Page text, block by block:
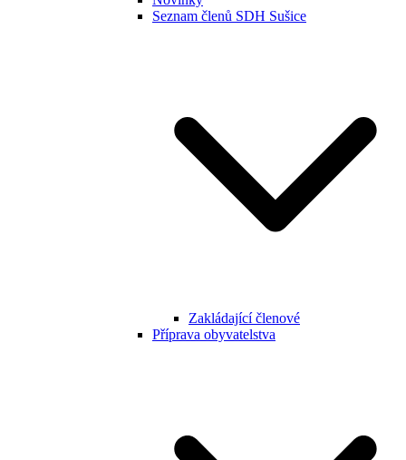
Seznam členů SDH Sušice
Zakládající členové
Příprava obyvatelstva